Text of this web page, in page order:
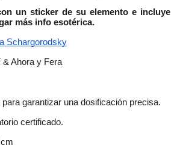
un sticker de su elemento e incluye
más info esotérica.
Schargorodsky
& Ahora y Fera
para garantizar una dosificación precisa.
certificado.